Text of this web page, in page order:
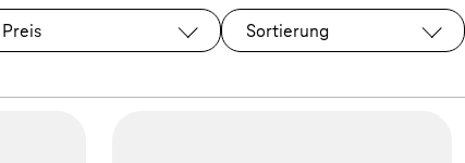
Preis Sortierung